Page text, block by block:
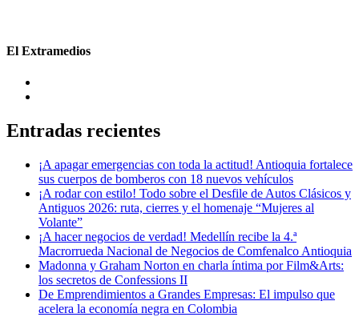
El Extramedios
Entradas recientes
¡A apagar emergencias con toda la actitud! Antioquia fortalece
sus cuerpos de bomberos con 18 nuevos vehículos
¡A rodar con estilo! Todo sobre el Desfile de Autos Clásicos y
Antiguos 2026: ruta, cierres y el homenaje “Mujeres al
Volante”
¡A hacer negocios de verdad! Medellín recibe la 4.ª
Macrorrueda Nacional de Negocios de Comfenalco Antioquia
Madonna y Graham Norton en charla íntima por Film&Arts:
los secretos de Confessions II
De Emprendimientos a Grandes Empresas: El impulso que
acelera la economía negra en Colombia